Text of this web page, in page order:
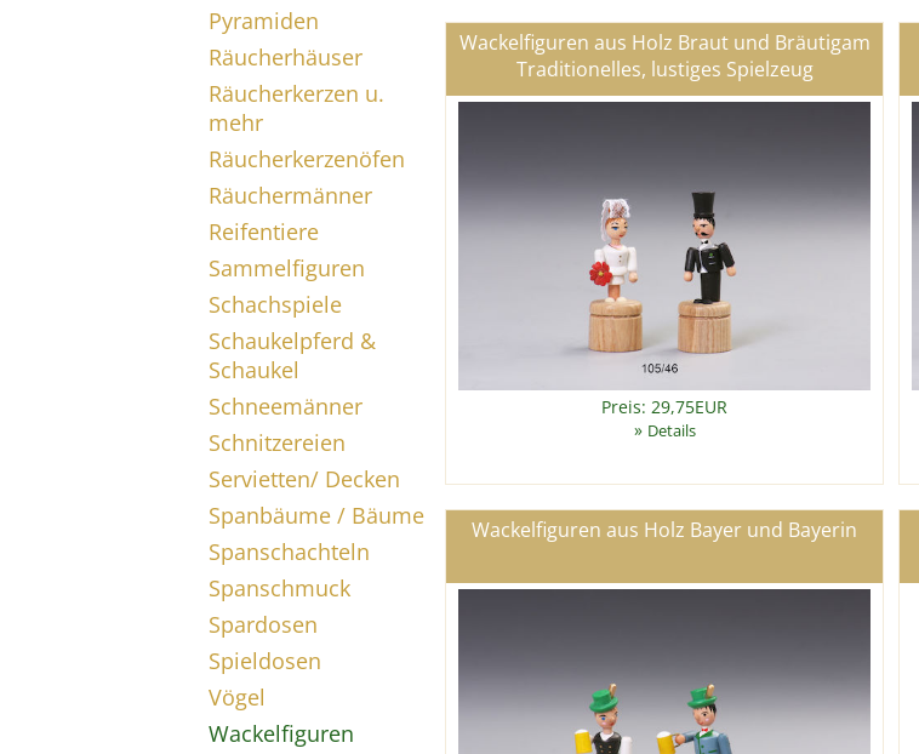
Pyramiden
Räucherhäuser
Räucherkerzen u.
mehr
Räucherkerzenöfen
Räuchermänner
Reifentiere
Sammelfiguren
Schachspiele
Schaukelpferd &
Schaukel
Schneemänner
Schnitzereien
Servietten/ Decken
Spanbäume / Bäume
Spanschachteln
Spanschmuck
Spardosen
Spieldosen
Vögel
Wackelfiguren
Wackelfiguren aus Holz Braut und Bräutigam
Traditionelles, lustiges Spielzeug
Preis: 29,75EUR
» Details
Wackelfiguren aus Holz Bayer und Bayerin